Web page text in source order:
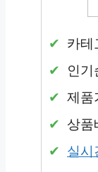
카테
인기
제품
상품
실시